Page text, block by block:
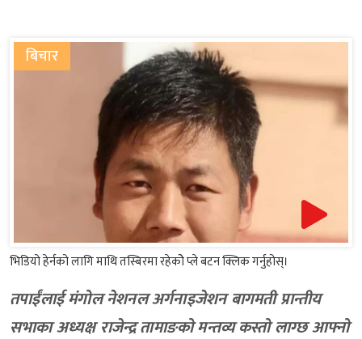
बिचार
भिडियो हेर्नको लागि माथि तस्बिरमा रहेकोे प्ले बटन क्लिक गर्नुहोस्।
तपाईंलाई मंगोल नेशनल अर्गनाइजेशन बागमती प्रान्तीय
सभाका अध्यक्ष राजेन्द्र तामाङको मन्तव्य कस्तो लाग्छ आफ्नो